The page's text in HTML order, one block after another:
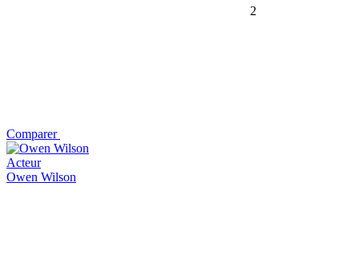
2
Comparer
Acteur
Owen Wilson